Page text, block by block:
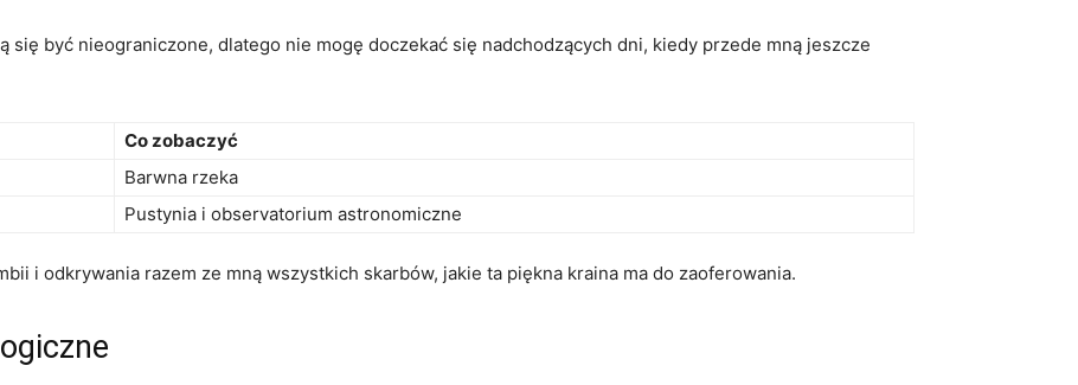
się⁢ być ⁤nieograniczone,⁣ dlatego⁤ nie mogę ​doczekać się ⁢nadchodzących dni, kiedy przede mną jeszcze
Co zobaczyć
Barwna rzeka
Pustynia i observatorium astronomiczne
‌i odkrywania ​razem ze mną wszystkich‍ skarbów, jakie ta piękna kraina​ ma do ​zaoferowania.